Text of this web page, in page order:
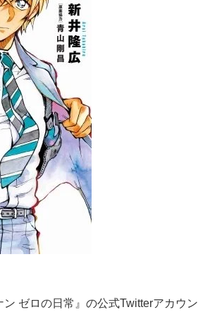
ゼロの日常』の公式Twitterアカウン